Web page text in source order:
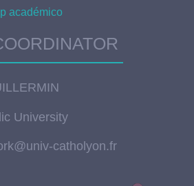
académico
University
catholyon.fr